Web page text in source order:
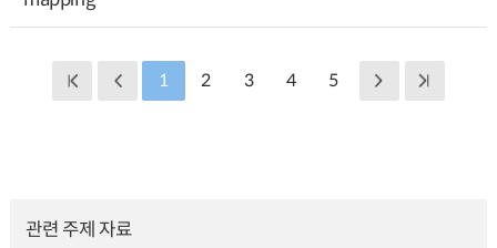
1 2 3 4 5
관련 주제 자료